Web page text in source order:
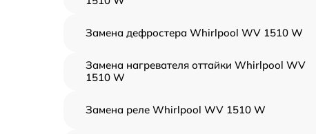
Замена дефростера Whirlpool WV 1510 W
Замена нагревателя оттайки Whirlpool WV
1510 W
Замена реле Whirlpool WV 1510 W